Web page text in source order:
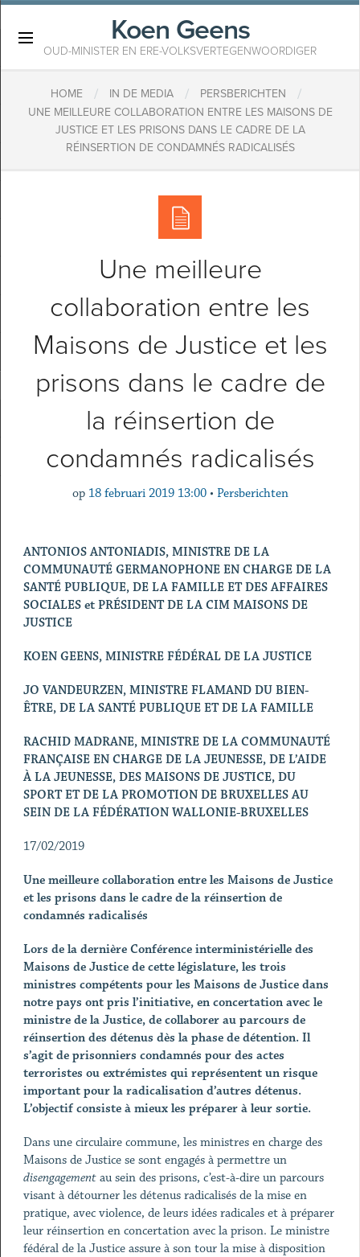
Koen Geens
OUD-MINISTER EN ERE-VOLKSVERTEGENWOORDIGER
HOME / IN DE MEDIA / PERSBERICHTEN /
UNE MEILLEURE COLLABORATION ENTRE LES MAISONS DE
JUSTICE ET LES PRISONS DANS LE CADRE DE LA
RÉINSERTION DE CONDAMNÉS RADICALISÉS
Une meilleure
collaboration entre les
Maisons de Justice et les
prisons dans le cadre de
la réinsertion de
condamnés radicalisés
op 18 februari 2019 13:00 • Persberichten
ANTONIOS ANTONIADIS, MINISTRE DE LA
COMMUNAUTÉ GERMANOPHONE EN CHARGE DE LA
SANTÉ PUBLIQUE, DE LA FAMILLE ET DES AFFAIRES
SOCIALES et PRÉSIDENT DE LA CIM MAISONS DE
JUSTICE
KOEN GEENS, MINISTRE FÉDÉRAL DE LA JUSTICE
JO VANDEURZEN, MINISTRE FLAMAND DU BIEN-
ÊTRE, DE LA SANTÉ PUBLIQUE ET DE LA FAMILLE
RACHID MADRANE, MINISTRE DE LA COMMUNAUTÉ
FRANÇAISE EN CHARGE DE LA JEUNESSE, DE L’AIDE
À LA JEUNESSE, DES MAISONS DE JUSTICE, DU
SPORT ET DE LA PROMOTION DE BRUXELLES AU
SEIN DE LA FÉDÉRATION WALLONIE-BRUXELLES
17/02/2019
Une meilleure collaboration entre les Maisons de Justice
et les prisons dans le cadre de la réinsertion de
condamnés radicalisés
Lors de la dernière Conférence interministérielle des
Maisons de Justice de cette législature, les trois
ministres compétents pour les Maisons de Justice dans
notre pays ont pris l’initiative, en concertation avec le
ministre de la Justice, de collaborer au parcours de
réinsertion des détenus dès la phase de détention. Il
s’agit de prisonniers condamnés pour des actes
terroristes ou extrémistes qui représentent un risque
important pour la radicalisation d’autres détenus.
L’objectif consiste à mieux les préparer à leur sortie.
Dans une circulaire commune, les ministres en charge des
Maisons de Justice se sont engagés à permettre un
disengagementau sein des prisons, c’est-à-dire un parcours
visant à détourner les détenus radicalisés de la mise en
pratique, avec violence, de leurs idées radicales et à préparer
leur réinsertion en concertation avec la prison. Le ministre
fédéral de la Justice assure à son tour la mise à disposition